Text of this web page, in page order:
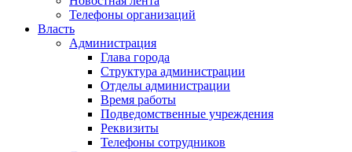
Телефоны организаций
Власть
Администрация
Глава города
Структура администрации
Отделы администрации
Время работы
Подведомственные учреждения
Реквизиты
Телефоны сотрудников